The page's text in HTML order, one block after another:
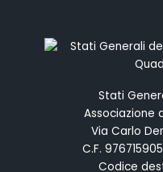
Stati
Associazione
Via Carlo
C.F.
Codice